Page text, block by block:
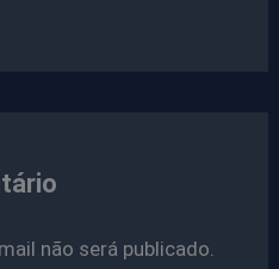
não será publicado.